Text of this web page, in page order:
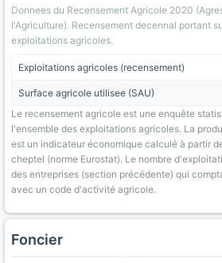
Donnees du Recensement Agricole 2020
l'Agriculture). Recensement decennal portant
exploitations agricoles.
Exploitations agricoles (recensement)
Surface agricole utilisee (SAU)
Le recensement agricole est une enquête
l'ensemble des exploitations agricoles. La
est un indicateur économique calculé à partir
cheptel (norme Eurostat). Le nombre
des entreprises (section précédente) qui
avec un code d'activité agricole.
Foncier